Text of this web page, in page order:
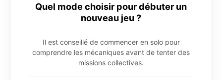
Quel mode choisir pour débuter un
nouveau jeu ?
Il est conseillé de commencer en solo pour
comprendre les mécaniques avant de tenter des
missions collectives.